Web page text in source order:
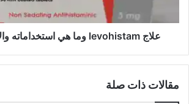
علاج levohistam وما هي استخداماته والآثار الجانبية له
مقالات ذات صلة